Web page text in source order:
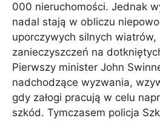
000 nieruchomości. Jednak
nadal stają w obliczu
uporczywych silnych wiatrów,
zanieczyszczeń na
Pierwszy minister John
nadchodzące wyzwania,
gdy załogi pracują w celu
szkód. Tymczasem policja